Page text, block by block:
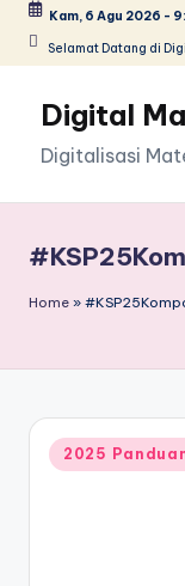
Skip
content
Kam, 6 Agu 2026 -
Selamat Datang di
Digital
Digitalisasi
Home »
Posted
in
2025